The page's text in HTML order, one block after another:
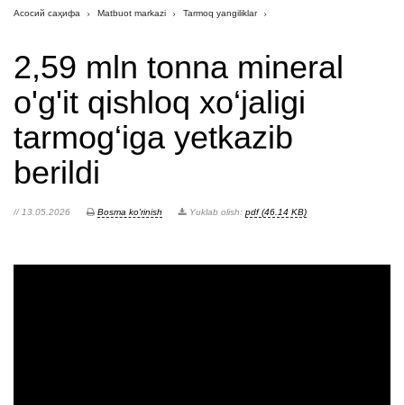
Асосий саҳифа Matbuot markazi Tarmoq yangiliklar
2,59 mln tonna mineral
o'g'it qishloq xo‘jaligi
tarmog‘iga yetkazib
berildi
// 13.05.2026 Bosma ko'rinish Yuklab olish: pdf (46.14 KB)